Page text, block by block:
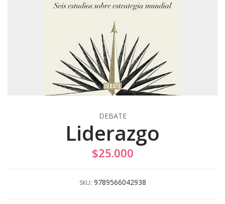
DEBATE
Liderazgo
$25.000
SKU: 9789566042938